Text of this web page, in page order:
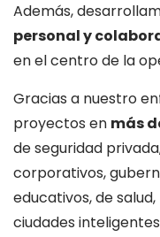
Además,
personal y
en el centro de la
Gracias a nuestro
proyectos en más
de seguridad
corporativos,
educativos, de
ciudades